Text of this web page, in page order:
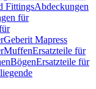
FittingsAbdeckungen
für
Geberit Mapress
MuffenErsatzteile für
BögenErsatzteile für